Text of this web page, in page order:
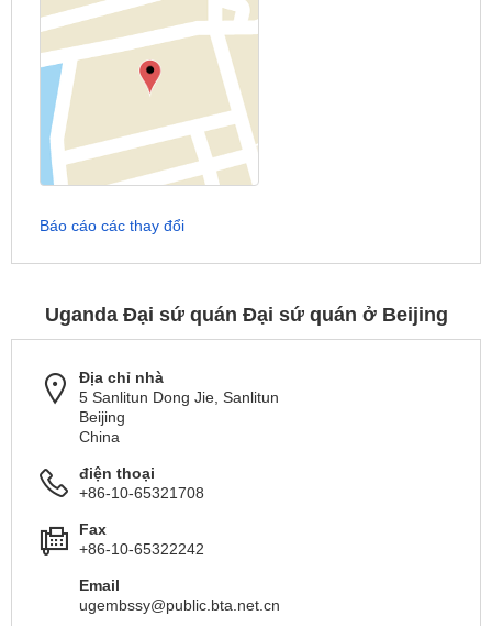
Báo cáo các thay đổi
Uganda Đại sứ quán Đại sứ quán ở Beijing
Địa chỉ nhà
5 Sanlitun Dong Jie, Sanlitun
Beijing
China
điện thoại
+86-10-65321708
Fax
+86-10-65322242
Email
ugembssy@public.bta.net.cn